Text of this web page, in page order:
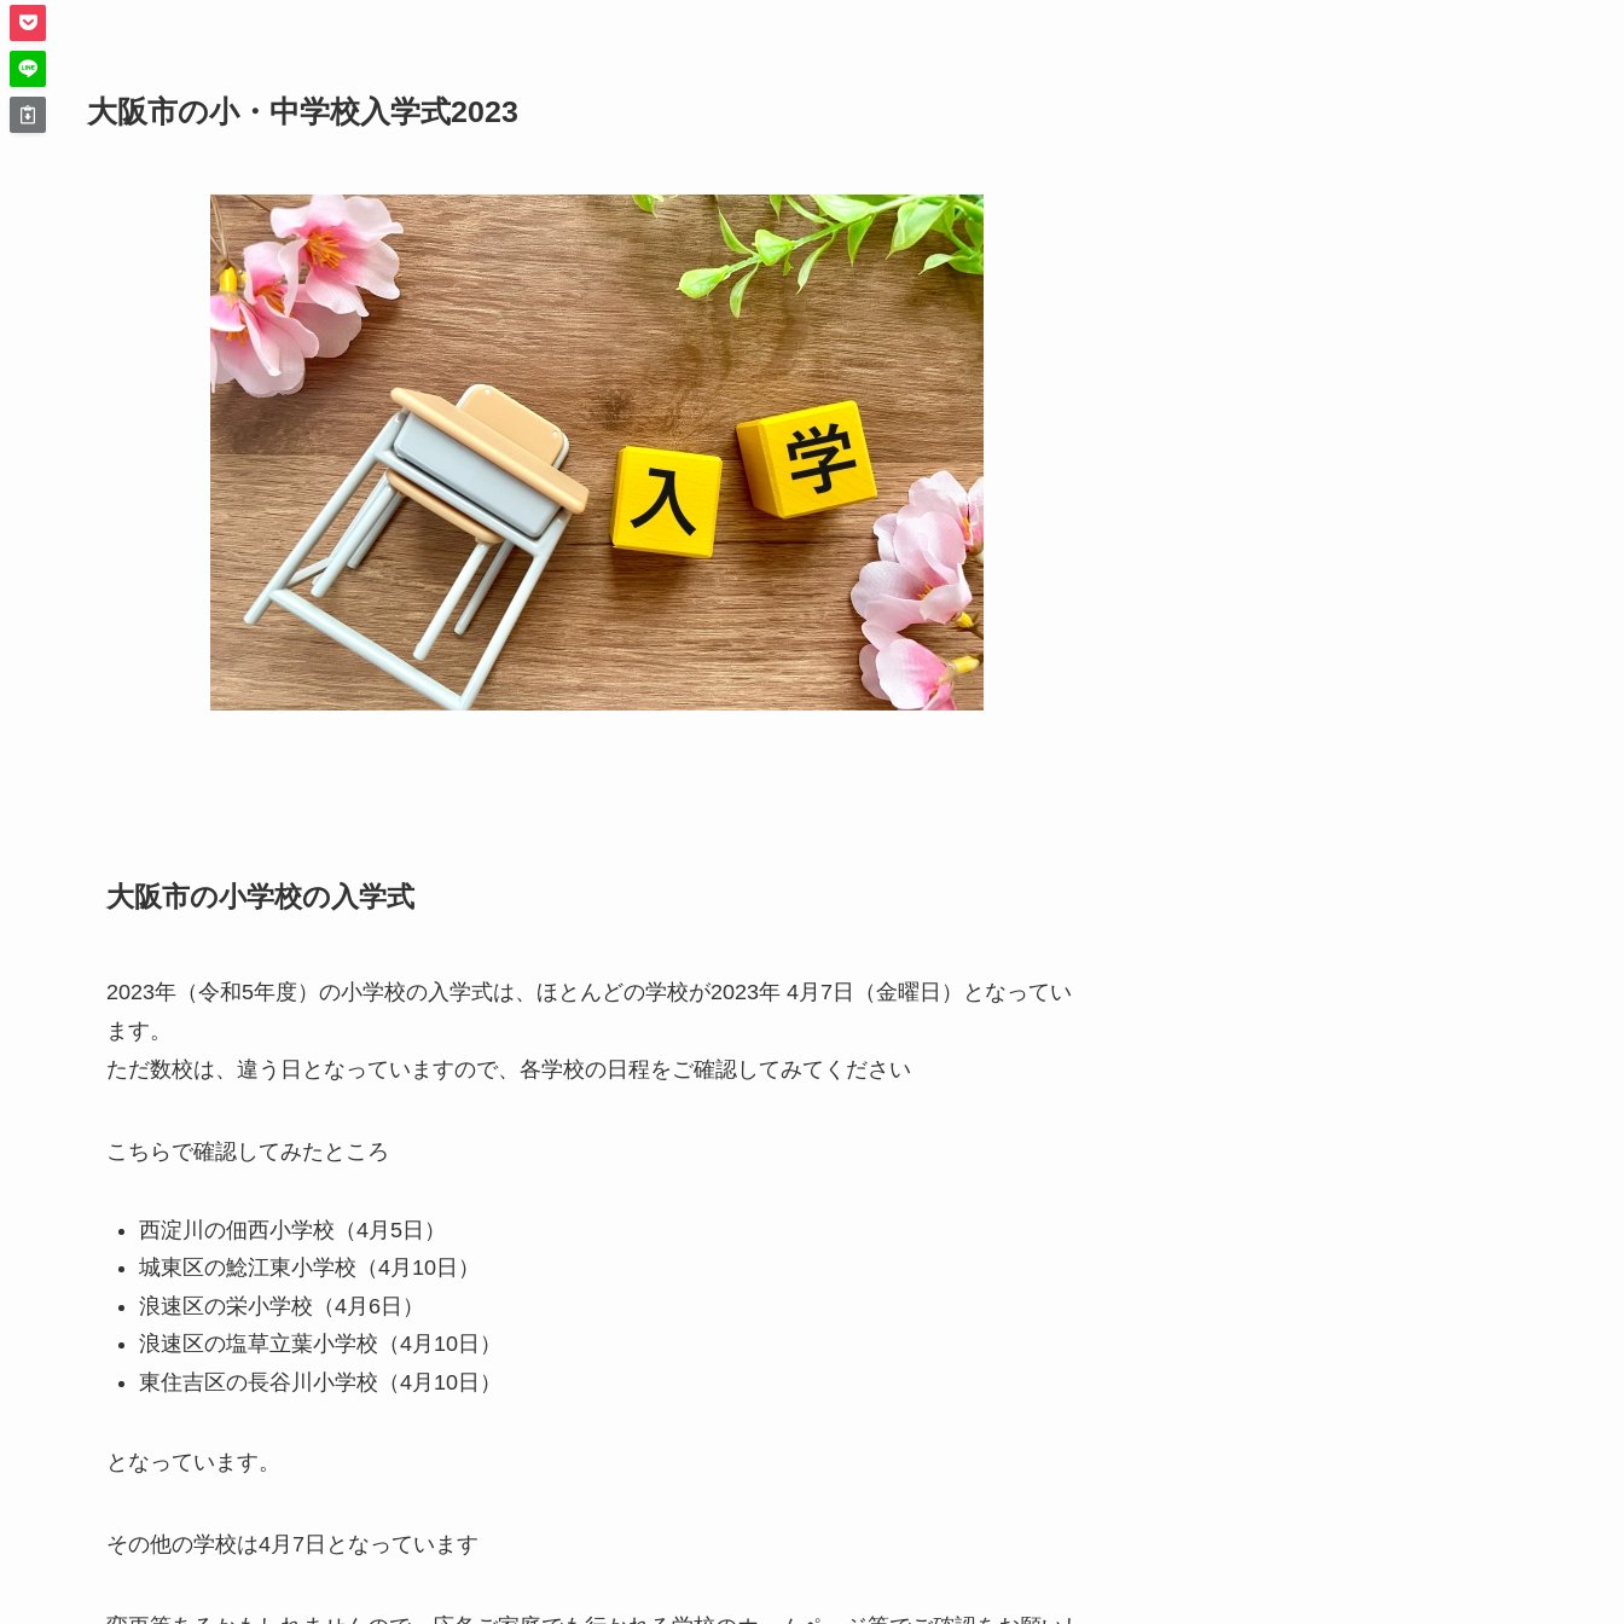
大阪市の小・中学校入学式2023
大阪市の小学校の入学式
2023年（令和5年度）の小学校の入学式は、ほとんどの学校が2023年 4月7日（金曜日）となってい
ます。
ただ数校は、違う日となっていますので、各学校の日程をご確認してみてください
こちらで確認してみたところ
西淀川の佃西小学校（4月5日）
城東区の鯰江東小学校（4月10日）
浪速区の栄小学校（4月6日）
浪速区の塩草立葉小学校（4月10日）
東住吉区の長谷川小学校（4月10日）
となっています。
その他の学校は4月7日となっています